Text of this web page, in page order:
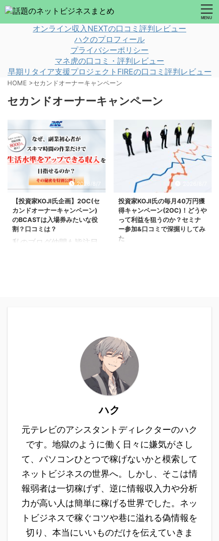
オンライン収入NEXTの口コミ評判レビュー
ハクのプロフィール
プライバシーポリシー
マネ虎の口コミ・評判レビュー
早期リタイア支援プロジェクトFIREの口コミ評判レビュー
HOME >セカンドオーナーキャンペーン
セカンドオーナーキャンペーン
2026/8/7
【投資家KOJI氏企画】2OC(セ
カンドオーナーキャンペーン)
のBCASTは入場券みたいな役
割？口コミは？
私のブログ仲間も皆注目
いるのではないでしょう
か？ 調べたところ、どう
やら投資家として活躍す
るKOJI氏が発起人とな
り、世の中にオーナービ
ジネスを広めるべく活動
ドオーナーキャンペー
ン)の仕組みを徹底解明
していくと同時に、実際
に登録したブログ仲間で
あるトラくんにも参戦し
ていただきました。 もち
ろん、私も登録 ...
投資家KOJI氏の毎月40万円獲
得キャンペーン(2OC)！どうや
って利益を狙うのか？セミナ
ー参加&口コミで深掘りしてみ
た
ィを数多く担当してきま
した。実はこのキャンペ
ーン、「月40万円以上の
利益がスマホでポチポチ
するだけで狙える」と会
以前は、2OC(セカンド
オーナーキャンペーン)
という名前でした。最近
になって、キャンペーン
変更したようです。
2OC(セカンドオーナー
キャンペーン)という名
前で、You ...
ハク
元テレビのアシスタントディレクターのハク
です。地獄のように働く日々に嫌気がさし
て、パソコンひとつで稼げないかと模索して
ネットビジネスの世界へ。しかし、そこは情
報弱者は一切稼げず、逆に情報収入力や分析
力が高い人は簡単に稼げる世界でした。ネッ
トビジネスで稼ぐコツや巷に溢れる偽情報を
切り、本当にいいものだけを伝えていきま